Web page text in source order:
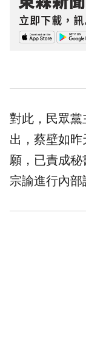
對此，民眾
出，蔡壁如
願，已責成
宗諭進行內部